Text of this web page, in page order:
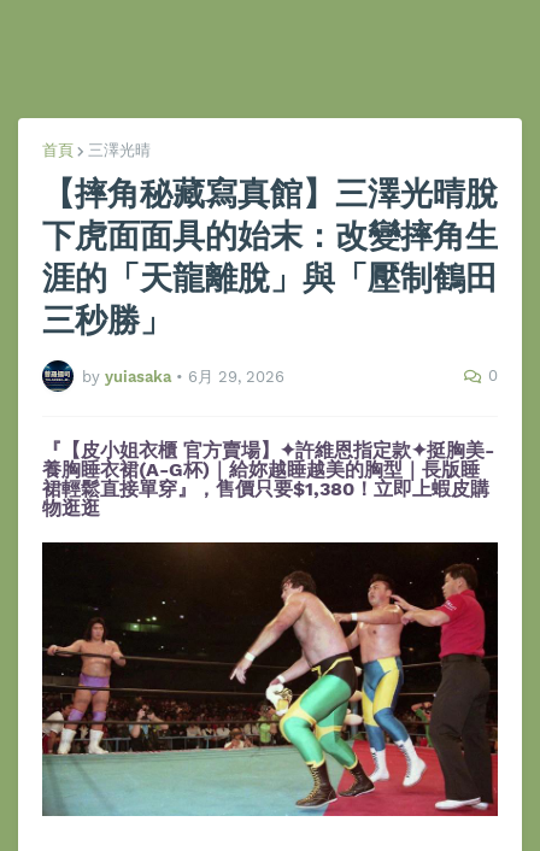
首頁 三澤光晴
【摔角秘藏寫真館】三澤光晴脫
下虎面面具的始末：改變摔角生
涯的「天龍離脫」與「壓制鶴田
三秒勝」
by yuiasaka • 6月 29, 2026 0
『【皮小姐衣櫃 官方賣場】✦許維恩指定款✦挺胸美-
養胸睡衣裙(A-G杯)｜給妳越睡越美的胸型｜長版睡
裙輕鬆直接單穿』，售價只要$1,380！立即上蝦皮購
物逛逛